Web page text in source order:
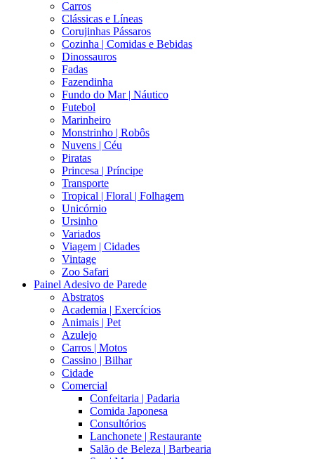
Carros
Clássicas e Líneas
Corujinhas Pássaros
Cozinha | Comidas e Bebidas
Dinossauros
Fadas
Fazendinha
Fundo do Mar | Náutico
Futebol
Marinheiro
Monstrinho | Robôs
Nuvens | Céu
Piratas
Princesa | Príncipe
Transporte
Tropical | Floral | Folhagem
Unicórnio
Ursinho
Variados
Viagem | Cidades
Vintage
Zoo Safari
Painel Adesivo de Parede
Abstratos
Academia | Exercícios
Animais | Pet
Azulejo
Carros | Motos
Cassino | Bilhar
Cidade
Comercial
Confeitaria | Padaria
Comida Japonesa
Consultórios
Lanchonete | Restaurante
Salão de Beleza | Barbearia